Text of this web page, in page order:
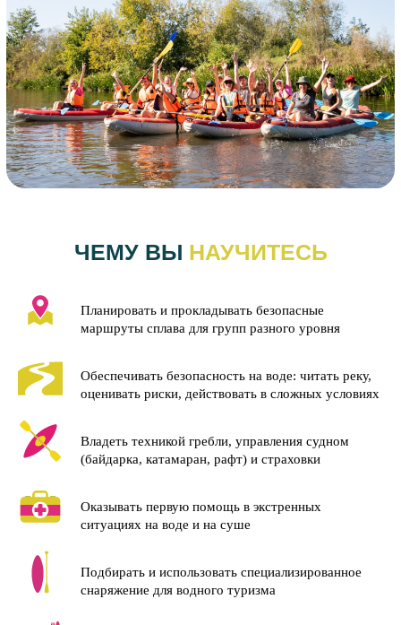
ЧЕМУ ВЫ НАУЧИТЕСЬ
Планировать и прокладывать безопасные
маршруты сплава для групп разного уровня
Обеспечивать безопасность на воде: читать реку,
оценивать риски, действовать в сложных условиях
Владеть техникой гребли, управления судном
(байдарка, катамаран, рафт) и страховки
Оказывать первую помощь в экстренных
ситуациях на воде и на суше
Подбирать и использовать специализированное
снаряжение для водного туризма
И получите диплом
профессиональной аттестации